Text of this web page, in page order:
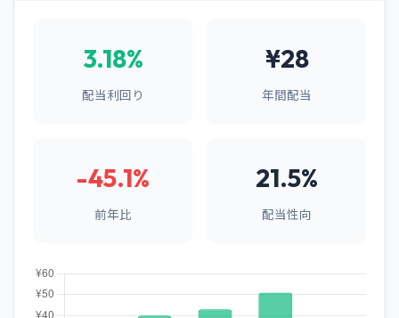
3.18%
配当利回り
¥28
年間配当
-45.1%
前年比
21.5%
配当性向